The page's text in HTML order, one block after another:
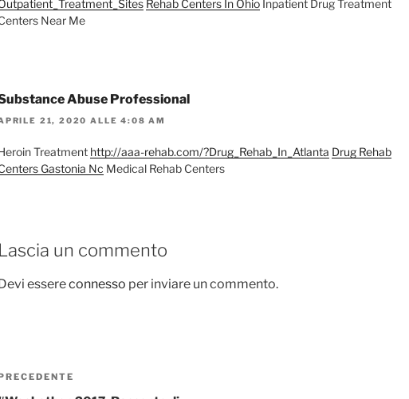
Rehab Centers In Ohio Inpatient Drug Treatment
Near Me
Abuse Professional
21, 2020 ALLE 4:08 AM
Treatment http://aaa-rehab.com/?Drug_Rehab_In_Atlanta Drug Rehab
Gastonia Nc Medical Rehab Centers
Lascia un commento
essereconnesso per inviare un commento.